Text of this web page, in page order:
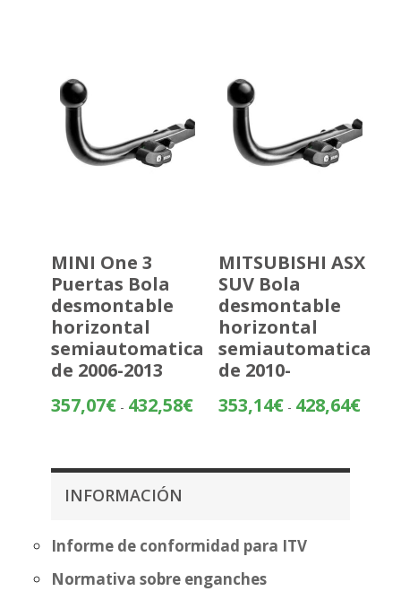
MINI One 3
Puertas Bola
desmontable
horizontal
semiautomatica
de 2006-2013
357,07€ - 432,58€Rango
MITSUBISHI ASX
SUV Bola
desmontable
horizontal
semiautomatica
de 2010-
353,14€ - 428,64€Rango
INFORMACIÓN
Informe de conformidad para ITV
Normativa sobre enganches